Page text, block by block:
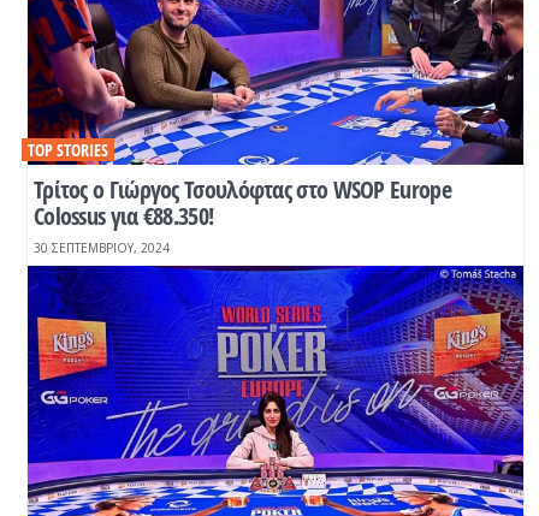
Τρίτος ο Γιώργος Τσουλόφτας στο WSOP Europe
Colossus για €88.350!
TOP STORIES
30 ΣΕΠΤΕΜΒΡΊΟΥ, 2024